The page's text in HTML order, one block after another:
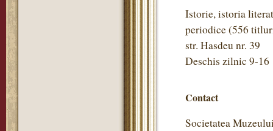
Istorie, istoria
periodice (556
str. Hasdeu nr. 39
Deschis zilnic 9-16
Contact
Societatea